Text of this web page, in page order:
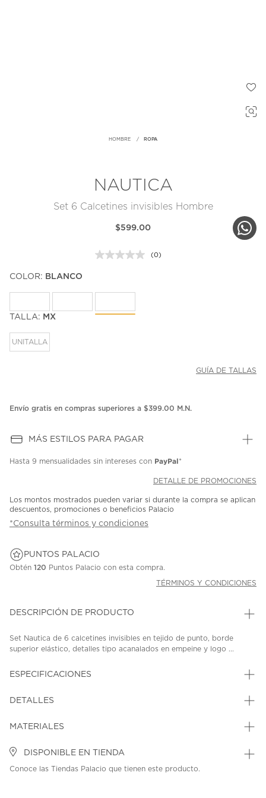
HOMBRE ROPA
NAUTICA
Set 6 Calcetines invisibles Hombre
$599.00
Sin
(0)
COLOR: BLANCO
TALLA: MX
UNITALLA
GUÍA DE TALLAS
Envío gratis en compras superiores a $399.00 M.N.
MÁS ESTILOS PARA PAGAR
Hasta 9 mensualidades sin intereses con PayPal*
DETALLE DE PROMOCIONES
Los montos mostrados pueden variar si durante la compra se aplican
descuentos, promociones o beneficios Palacio
*Consulta términos y condiciones
PUNTOS PALACIO
Obtén 120 Puntos Palacio con esta compra.
TÉRMINOS Y CONDICIONES
DESCRIPCIÓN DE PRODUCTO
Set Nautica de 6 calcetines invisibles en tejido de punto, borde
superior elástico, detalles tipo acanalados en empeine y logo ...
ESPECIFICACIONES
DETALLES
MATERIALES
DISPONIBLE EN TIENDA
Conoce las Tiendas Palacio que tienen este producto.